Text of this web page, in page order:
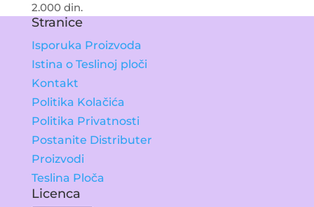
2.000 din.
Stranice
Isporuka Proizvoda
Istina o Teslinoj ploči
Kontakt
Politika Kolačića
Politika Privatnosti
Postanite Distributer
Proizvodi
Teslina Ploča
Licenca